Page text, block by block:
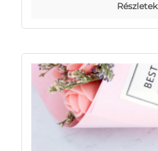
Részletek